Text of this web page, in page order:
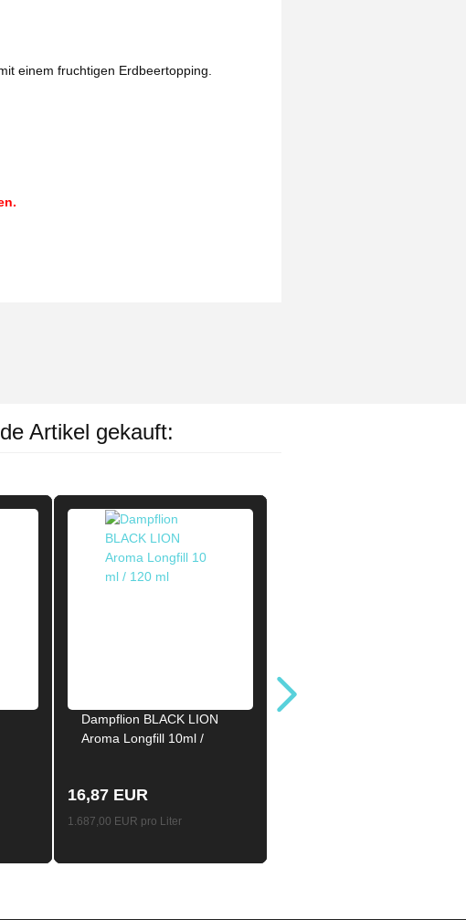
einem fruchtigen Erdbeertopping.
Artikel gekauft:
Dampflion BLACK LION
Aroma Longfill 10ml /
16,87 EUR
1.687,00 EUR pro Liter